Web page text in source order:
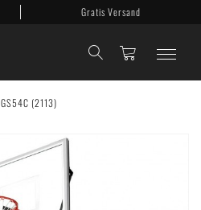
Gratis Versand
Körbe
GS54C (2113)